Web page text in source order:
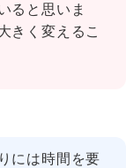
ると思いま
きく変えるこ
には時間を要